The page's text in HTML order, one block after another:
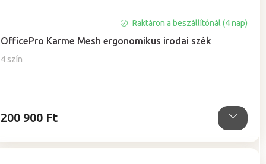
OfficePro Karme Mesh ergonomikus irodai szék
4 szín
Raktáron a beszállítónál (4 nap)
200 900 Ft